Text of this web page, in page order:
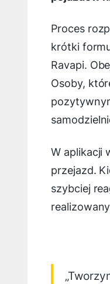
Proces
krótki
Ravapi.
Osoby,
W aplikacji
przejazd.
szybciej